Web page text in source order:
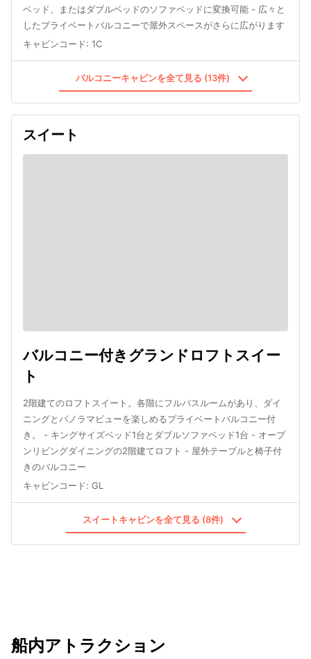
ベッド、またはダブルベッドのソファベッドに変換可能 - 広々と
したプライベートバルコニーで屋外スペースがさらに広がります
キャビンコード: 1C
バルコニーキャビンを全て見る (13件)
スイート
バルコニー付きグランドロフトスイー
ト
2階建てのロフトスイート。各階にフルバスルームがあり、ダイ
ニングとパノラマビューを楽しめるプライベートバルコニー付
き。 - キングサイズベッド1台とダブルソファベッド1台 - オープ
ンリビングダイニングの2階建てロフト - 屋外テーブルと椅子付
きのバルコニー
キャビンコード: GL
スイートキャビンを全て見る (8件)
船内アトラクション